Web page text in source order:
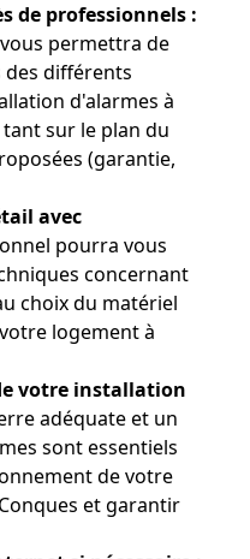
de professionnels :
permettra de
différents
d'alarmes à
sur le plan du
(garantie,
avec
pourra vous
concernant
choix du matériel
logement à
votre installation
adéquate et un
sont essentiels
de votre
et garantir